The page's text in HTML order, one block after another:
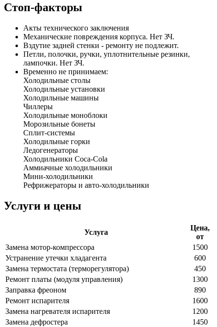
Стоп-факторы
Акты технического заключения
Механические повреждения корпуса. Нет ЗЧ.
Вздутие задней стенки - ремонту не подлежит.
Петли, полочки, ручки, уплотнительные резинки,
лампочки. Нет ЗЧ.
Временно не принимаем:
Холодильные столы
Холодильные установки
Холодильные машины
Чиллеры
Холодильные моноблоки
Морозильные бонеты
Сплит-системы
Холодильные горки
Ледогенераторы
Холодильники Coca-Cola
Аммиачные холодильники
Мини-холодильники
Рефрижераторы и авто-холодильники
Услуги и цены
Услуга
Цена,
от
Замена мотор-компрессора
1500
Устранение утечки хладагента
600
Замена термостата (терморегулятора)
450
Ремонт платы (модуля управления)
1300
Заправка фреоном
890
Ремонт испарителя
1600
Замена нагревателя испарителя
1200
Замена дефростера
1450